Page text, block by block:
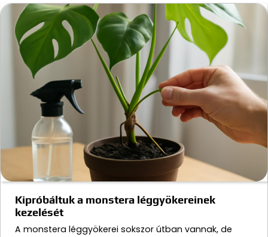
Kipróbáltuk a monstera léggyökereinek
kezelését
A monstera léggyökerei sokszor útban vannak, de